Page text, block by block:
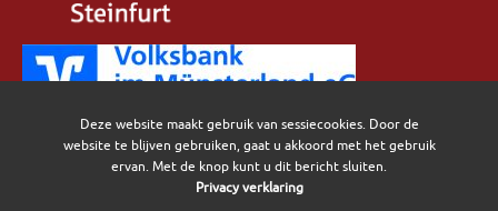
Deze website maakt gebruik van sessiecookies. Door de
website te blijven gebruiken, gaat u akkoord met het gebruik
ervan. Met de knop kunt u dit bericht sluiten.
Privacy verklaring
Colofon
Volg ons hier